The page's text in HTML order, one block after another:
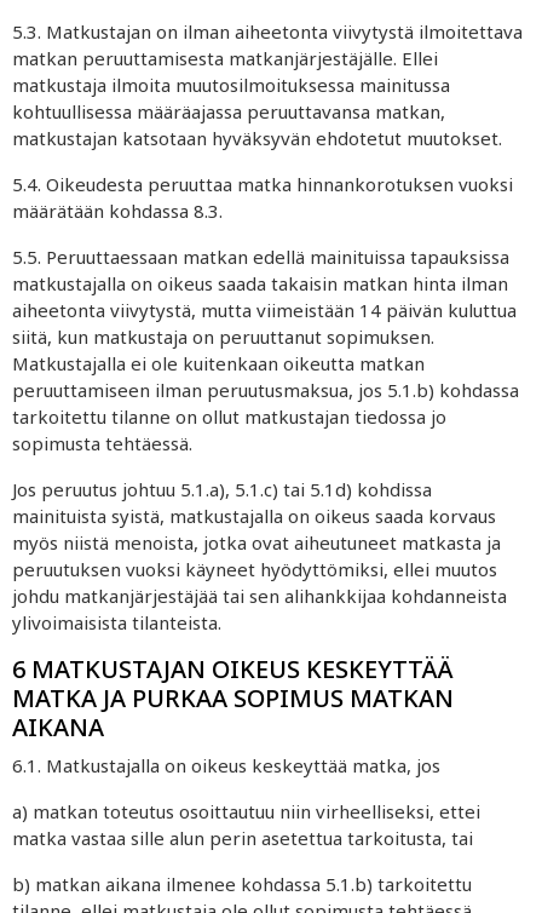
5.3. Matkustajan on ilman aiheetonta viivytystä ilmoitettava
matkan peruuttamisesta matkanjärjestäjälle. Ellei
matkustaja ilmoita muutosilmoituksessa mainitussa
kohtuullisessa määräajassa peruuttavansa matkan,
matkustajan katsotaan hyväksyvän ehdotetut muutokset.
5.4. Oikeudesta peruuttaa matka hinnankorotuksen vuoksi
määrätään kohdassa 8.3.
5.5. Peruuttaessaan matkan edellä mainituissa tapauksissa
matkustajalla on oikeus saada takaisin matkan hinta ilman
aiheetonta viivytystä, mutta viimeistään 14 päivän kuluttua
siitä, kun matkustaja on peruuttanut sopimuksen.
Matkustajalla ei ole kuitenkaan oikeutta matkan
peruuttamiseen ilman peruutusmaksua, jos 5.1.b) kohdassa
tarkoitettu tilanne on ollut matkustajan tiedossa jo
sopimusta tehtäessä.
Jos peruutus johtuu 5.1.a), 5.1.c) tai 5.1d) kohdissa
mainituista syistä, matkustajalla on oikeus saada korvaus
myös niistä menoista, jotka ovat aiheutuneet matkasta ja
peruutuksen vuoksi käyneet hyödyttömiksi, ellei muutos
johdu matkanjärjestäjää tai sen alihankkijaa kohdanneista
ylivoimaisista tilanteista.
6 MATKUSTAJAN OIKEUS KESKEYTTÄÄ
MATKA JA PURKAA SOPIMUS MATKAN
AIKANA
6.1. Matkustajalla on oikeus keskeyttää matka, jos
a) matkan toteutus osoittautuu niin virheelliseksi, ettei
matka vastaa sille alun perin asetettua tarkoitusta, tai
b) matkan aikana ilmenee kohdassa 5.1.b) tarkoitettu